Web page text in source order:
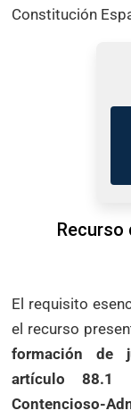
Constitución
El requisito
el recurso
formación de
artículo
Contencioso-